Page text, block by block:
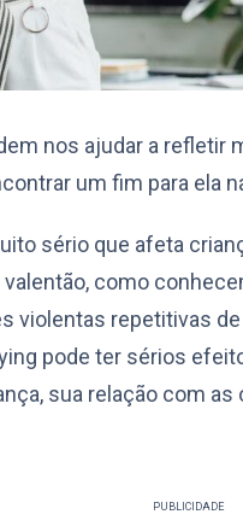
nos ajudar a refletir
um fim para ela
sério que afeta
valentão, como
violentas repetitivas
pode ter sérios
sua relação com
PUBLICIDADE